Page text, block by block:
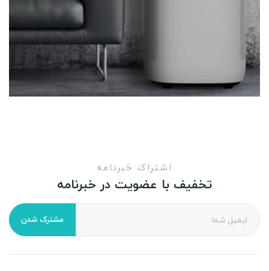
اشتراک خبرنامه
تخفیف با عضویت در خبرنامه
مشترک شدن